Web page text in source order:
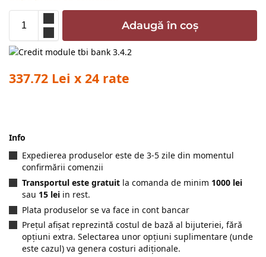
Adaugă în coș
337.72 Lei x 24 rate
Info
Expedierea produselor este de 3-5 zile din momentul
confirmării comenzii
Transportul este gratuit la comanda de minim 1000 lei
sau 15 lei in rest.
Plata produselor se va face in cont bancar
Prețul afișat reprezintă costul de bază al bijuteriei, fără
opțiuni extra. Selectarea unor opțiuni suplimentare (unde
este cazul) va genera costuri adiționale.